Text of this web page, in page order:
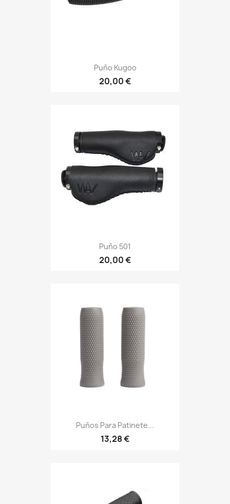
Puño Kugoo
20,00 €
Puño 501
20,00 €
Puños Para Patinete...
13,28 €